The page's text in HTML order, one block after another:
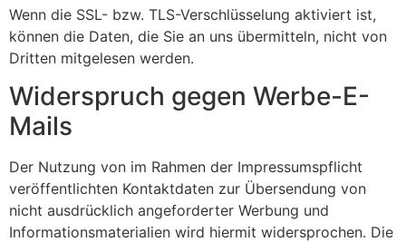
Wenn die SSL- bzw. TLS-Verschlüsselung aktiviert ist,
können die Daten, die Sie an uns übermitteln, nicht von
Dritten mitgelesen werden.
Widerspruch gegen Werbe-E-
Mails
Der Nutzung von im Rahmen der Impressumspflicht
veröffentlichten Kontaktdaten zur Übersendung von
nicht ausdrücklich angeforderter Werbung und
Informationsmaterialien wird hiermit widersprochen. Die